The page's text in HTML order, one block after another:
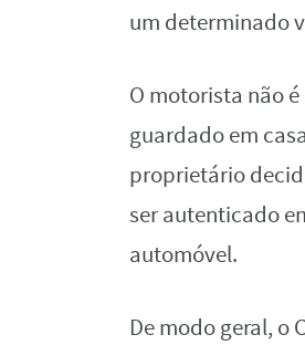
um determinado
O motorista não
guardado em
proprietário
ser autenticado
automóvel.
De modo geral, o